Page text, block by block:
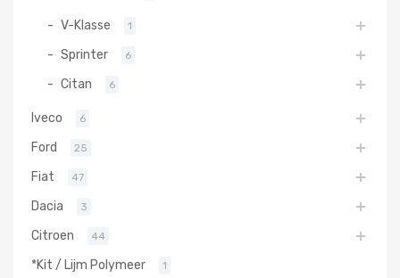
V-Klasse 1
Sprinter 6
Citan 6
Iveco 6
Ford 25
Fiat 47
Dacia 3
Citroen 44
*Kit / Lijm Polymeer 1